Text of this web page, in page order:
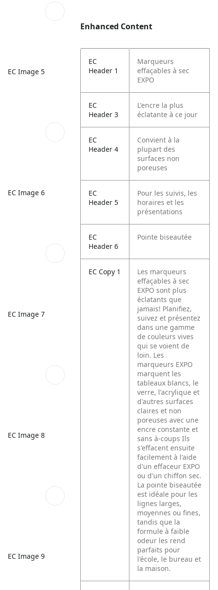
EC Image 5
EC Image 6
EC Image 7
EC Image 8
EC Image 9
Enhanced Content
EC
Header 1
Marqueurs
effaçables à sec
EXPO
EC
Header 3
L'encre la plus
éclatante à ce jour
EC
Header 4
Convient à la
plupart des
surfaces non
poreuses
EC
Header 5
Pour les suivis, les
horaires et les
présentations
EC
Header 6
Pointe biseautée
EC Copy 1
Les marqueurs
effaçables à sec
EXPO sont plus
éclatants que
jamais! Planifiez,
suivez et présentez
dans une gamme
de couleurs vives
qui se voient de
loin. Les
marqueurs EXPO
marquent les
tableaux blancs, le
verre, l'acrylique et
d'autres surfaces
claires et non
poreuses avec une
encre constante et
sans à-coups Ils
s'effacent ensuite
facilement à l'aide
d'un effaceur EXPO
ou d'un chiffon sec.
La pointe biseautée
est idéale pour les
lignes larges,
moyennes ou fines,
tandis que la
formule à faible
odeur les rend
parfaits pour
l'école, le bureau et
la maison.